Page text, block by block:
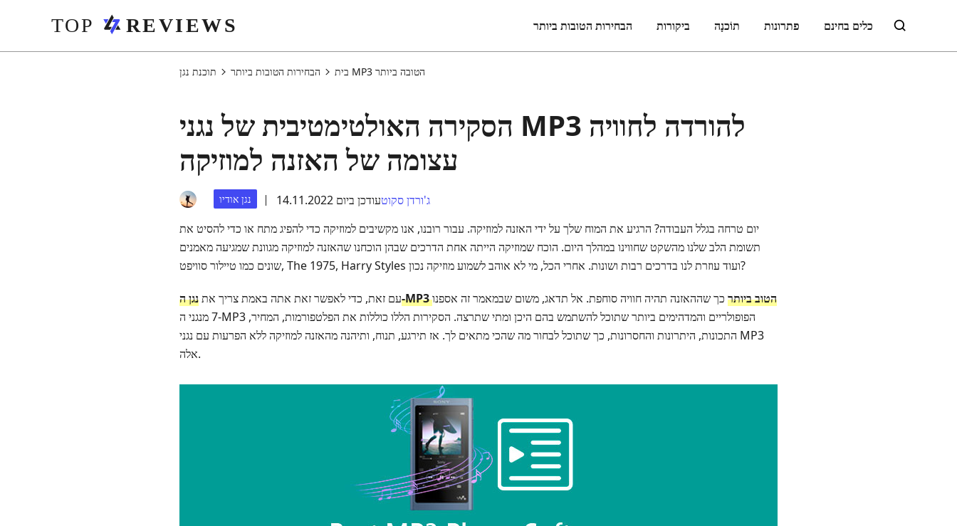
הבחירות הטובות ביותר ביקורות תוֹכנָה פתרונות כלים בחינם
בית הבחירות הטובות ביותר תוכנת נגן MP3 הטובה ביותר
הסקירה האולטימטיבית של נגני MP3 להורדה לחוויה
עצומה של האזנה למוזיקה
ג'ורדן סקוטעודכן ביום 14.11.2022 נגן אודיו
יום טרחה בגלל העבודה? הרגיע את המוח שלך על ידי האזנה למוזיקה. עבור רובנו, אנו מקשיבים למוזיקה כדי להפיג מתח או כדי להסיט את
תשומת הלב שלנו מהשקט שחווינו במהלך היום. הוכח שמוזיקה הייתה אחת הדרכים שבהן הוכחנו שהאזנה למוזיקה מגוונת שמגיעה מאמנים
שונים כמו טיילור סוויפט, The 1975, Harry Styles ועוד עוזרת לנו בדרכים רבות ושונות. אחרי הכל, מי לא אוהב לשמוע מוזיקה נכון?
עם זאת, כדי לאפשר זאת אתה באמת צריך את נגן ה‑MP3 הטוב ביותר כך שההאזנה תהיה חוויה סוחפת. אל תדאג, משום שבמאמר זה אספנו
7 מנגני ה‑MP3 הפופולריים והמדהימים ביותר שתוכל להשתמש בהם היכן ומתי שתרצה. הסקירות הללו כוללות את הפלטפורמות, המחיר,
התכונות, היתרונות והחסרונות, כך שתוכל לבחור מה שהכי מתאים לך. אז תירגע, תנוח, ותיהנה מהאזנה למוזיקה ללא הפרעות עם נגני MP3
אלה.